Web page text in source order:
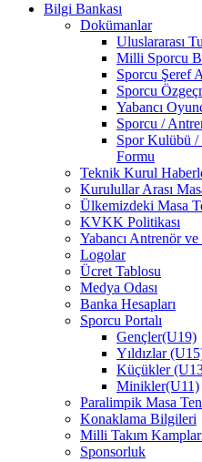
Bilgi Bankası
Dokümanlar
Uluslararası
Milli Sporcu
Sporcu Şeref
Sporcu
Yabancı
Sporcu /
Spor Kulübü
Formu
Teknik Kurul
Kurulullar Arası
Ülkemizdeki Masa
KVKK Politikası
Yabancı Antrenör
Logolar
Ücret Tablosu
Medya Odası
Banka Hesapları
Sporcu Portalı
Gençler(U19)
Yıldızlar
Küçükler
Minikler(U11)
Paralimpik Masa
Konaklama Bilgileri
Milli Takım
Sponsorluk